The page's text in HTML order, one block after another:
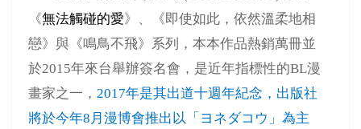
《無法觸碰的愛》、《即使如此，依然溫柔地相
戀》與《鳴鳥不飛》系列，本本作品熱銷萬冊並
於2015年來台舉辦簽名會，是近年指標性的BL漫
畫家之一， 2017年是其出道十週年紀念，出版社
將於今年8 月漫博會推出以「ヨネダコウ」為主